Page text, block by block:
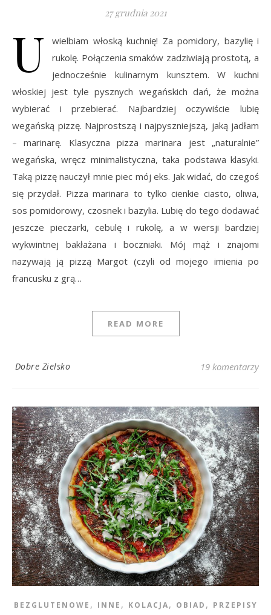
27 grudnia 2021
U
wielbiam włoską kuchnię! Za pomidory, bazylię i
rukolę. Połączenia smaków zadziwiają prostotą, a
jednocześnie kulinarnym kunsztem. W kuchni
włoskiej jest tyle pysznych wegańskich dań, że można
wybierać i przebierać. Najbardziej oczywiście lubię
wegańską pizzę. Najprostszą i najpyszniejszą, jaką jadłam
– marinarę. Klasyczna pizza marinara jest „naturalnie”
wegańska, wręcz minimalistyczna, taka podstawa klasyki.
Taką pizzę nauczył mnie piec mój eks. Jak widać, do czegoś
się przydał. Pizza marinara to tylko cienkie ciasto, oliwa,
sos pomidorowy, czosnek i bazylia. Lubię do tego dodawać
jeszcze pieczarki, cebulę i rukolę, a w wersji bardziej
wykwintnej bakłażana i boczniaki. Mój mąż i znajomi
nazywają ją pizzą Margot (czyli od mojego imienia po
francusku z grą…
READ MORE
Dobre Zielsko 19 komentarzy
BEZGLUTENOWE , INNE , KOLACJA, OBIAD , PRZEPISY